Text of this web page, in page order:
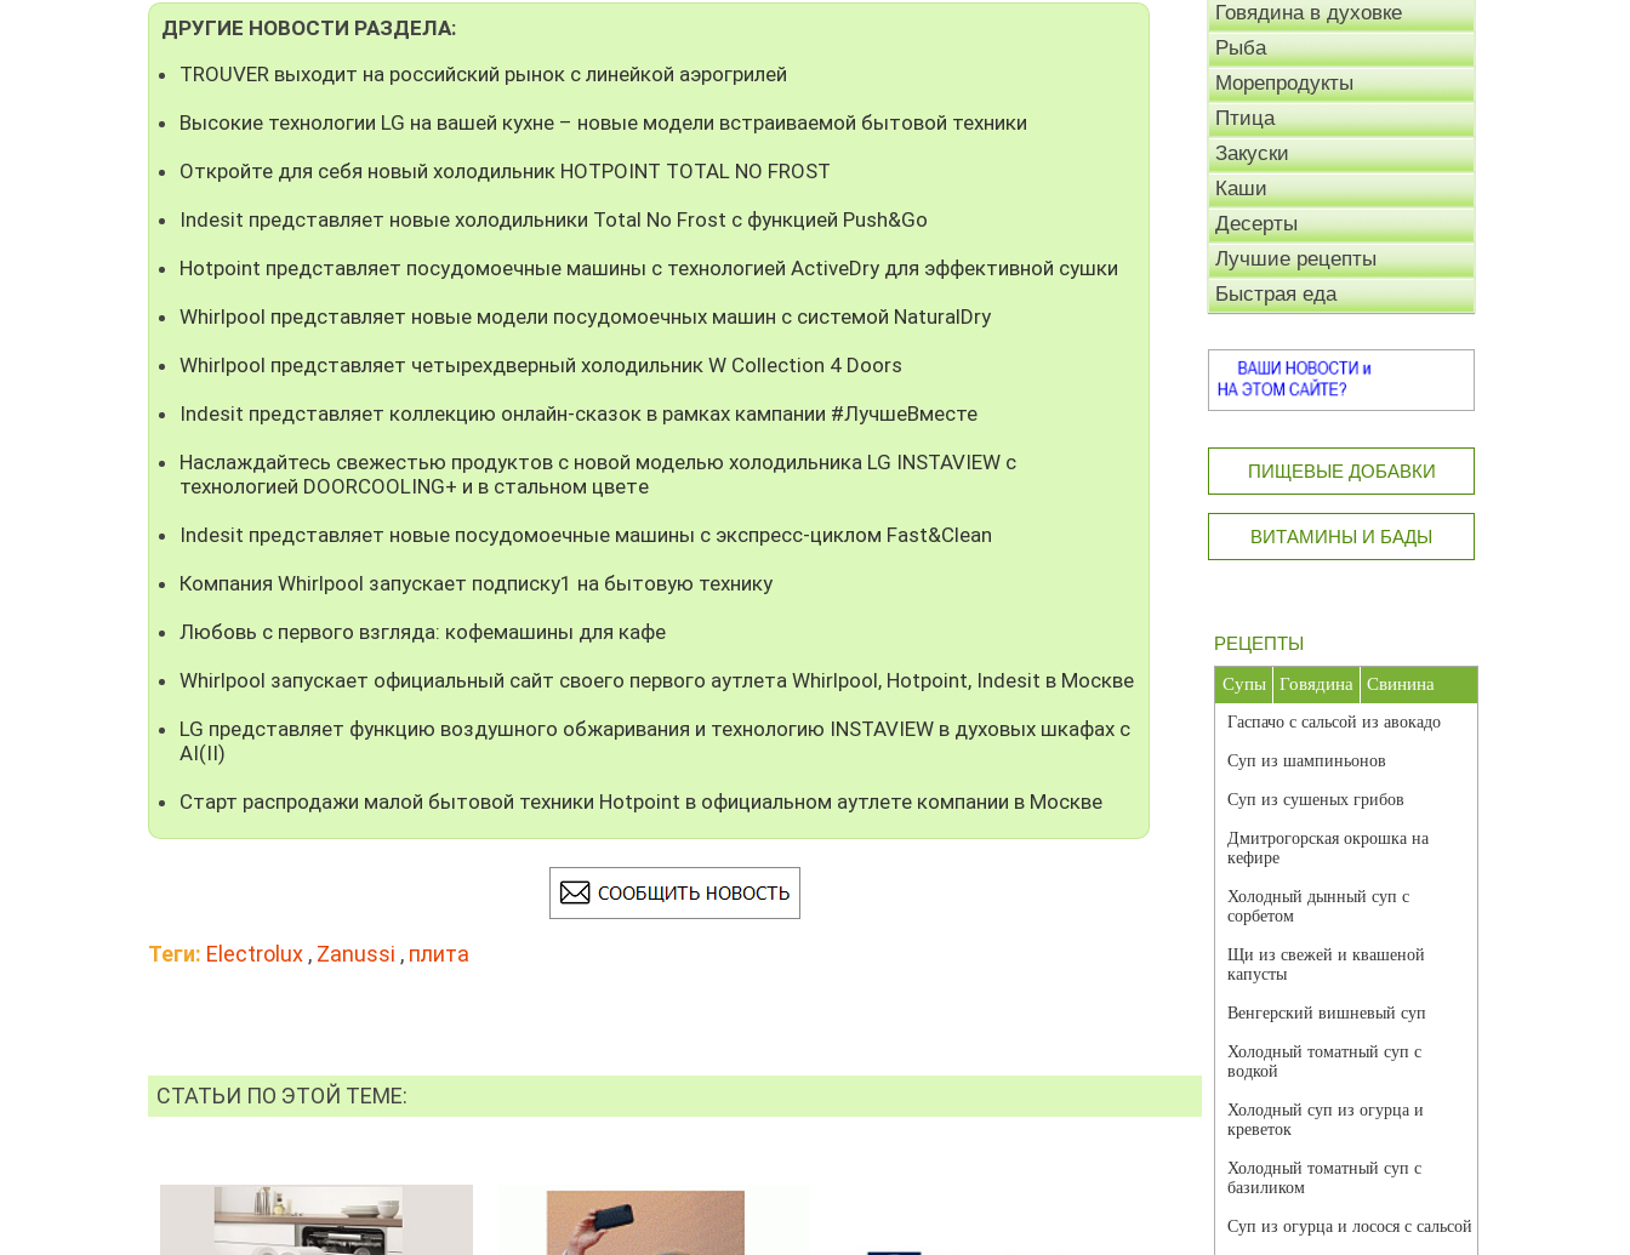
ДРУГИЕ НОВОСТИ РАЗДЕЛА:
TROUVER выходит на российский рынок с линейкой аэрогрилей
Высокие технологии LG на вашей кухне – новые модели встраиваемой бытовой техники
Откройте для себя новый холодильник HOTPOINT TOTAL NO FROST
Indesit представляет новые холодильники Total No Frost c функцией Push&Go
Hotpoint представляет посудомоечные машины с технологией ActiveDry для эффективной сушки
Whirlpool представляет новые модели посудомоечных машин с системой NaturalDry
Whirlpool представляет четырехдверный холодильник W Collection 4 Doors
Indesit представляет коллекцию онлайн-сказок в рамках кампании #ЛучшеВместе
Наслаждайтесь свежестью продуктов с новой моделью холодильника LG INSTAVIEW с
технологией DOORCOOLING+ и в стальном цветe
Indesit представляет новые посудомоечные машины с экспресс-циклом Fast&Clean
Компания Whirlpool запускает подписку1 на бытовую технику
Любовь с первого взгляда: кофемашины для кафе
Whirlpool запускает официальный сайт своего первого аутлета Whirlpool, Hotpoint, Indesit в Москве
LG представляет функцию воздушного обжаривания и технологию INSTAVIEW в духовых шкафах с
AI(II)
Старт распродажи малой бытовой техники Hotpoint в официальном аутлете компании в Москве
Теги: Electrolux , Zanussi , плита
СТАТЬИ ПО ЭТОЙ ТЕМЕ:
Говядина в духовке
Рыба
Морепродукты
Птица
Закуски
Каши
Десерты
Лучшие рецепты
Быстрая еда
ПИЩЕВЫЕ ДОБАВКИ
ВИТАМИНЫ И БАДЫ
РЕЦЕПТЫ
Супы Говядина Свинина
Гаспачо с сальсой из авокадо
Суп из шампиньонов
Суп из сушеных грибов
Дмитрогорская окрошка на
кефире
Холодный дынный суп с
сорбетом
Щи из свежей и квашеной
капусты
Венгерский вишневый суп
Холодный томатный суп с
водкой
Холодный суп из огурца и
креветок
Холодный томатный суп с
базиликом
Суп из огурца и лосося с сальсой